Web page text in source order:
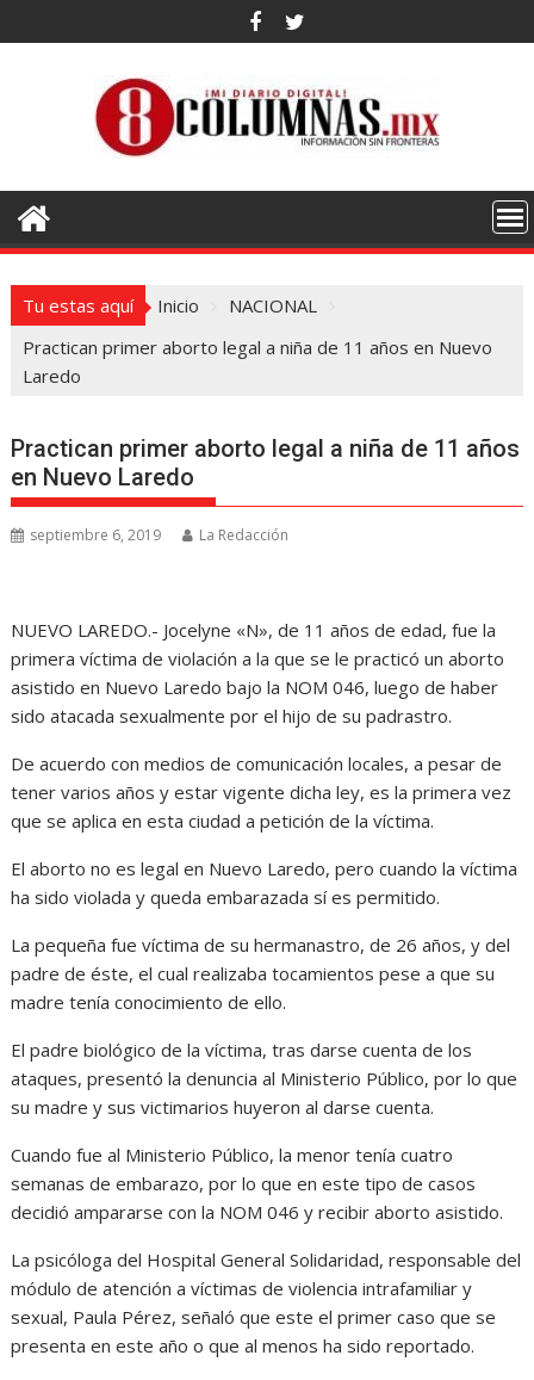
al
Tu estas aquí Inicio
NACIONAL
Practican primer aborto legal a niña de 11 años en Nuevo
Laredo
Practican primer aborto legal a niña de 11 años
en Nuevo Laredo
septiembre 6, 2019 La Redacción
NUEVO LAREDO.- Jocelyne «N», de 11 años de edad, fue la
primera víctima de violación a la que se le practicó un aborto
asistido en Nuevo Laredo bajo la NOM 046, luego de haber
sido atacada sexualmente por el hijo de su padrastro.
De acuerdo con medios de comunicación locales, a pesar de
tener varios años y estar vigente dicha ley, es la primera vez
que se aplica en esta ciudad a petición de la víctima.
El aborto no es legal en Nuevo Laredo, pero cuando la víctima
ha sido violada y queda embarazada sí es permitido.
La pequeña fue víctima de su hermanastro, de 26 años, y del
padre de éste, el cual realizaba tocamientos pese a que su
madre tenía conocimiento de ello.
El padre biológico de la víctima, tras darse cuenta de los
ataques, presentó la denuncia al Ministerio Público, por lo que
su madre y sus victimarios huyeron al darse cuenta.
Cuando fue al Ministerio Público, la menor tenía cuatro
semanas de embarazo, por lo que en este tipo de casos
decidió ampararse con la NOM 046 y recibir aborto asistido.
La psicóloga del Hospital General Solidaridad, responsable del
módulo de atención a víctimas de violencia intrafamiliar y
sexual, Paula Pérez, señaló que este el primer caso que se
presenta en este año o que al menos ha sido reportado.